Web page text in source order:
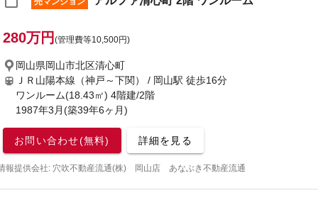
280万円 (管理費等10,500円)
岡山県岡山市北区清心町
ＪＲ山陽本線（神戸～下関） / 岡山駅 徒歩16分
ワンルーム(18.43㎡) 4階建/2階
1987年3月(築39年6ヶ月)
お問い合わせ(無料) 詳細を見る
報提供会社: 穴吹不動産流通(株) 岡山店 あなぶき不動産流通